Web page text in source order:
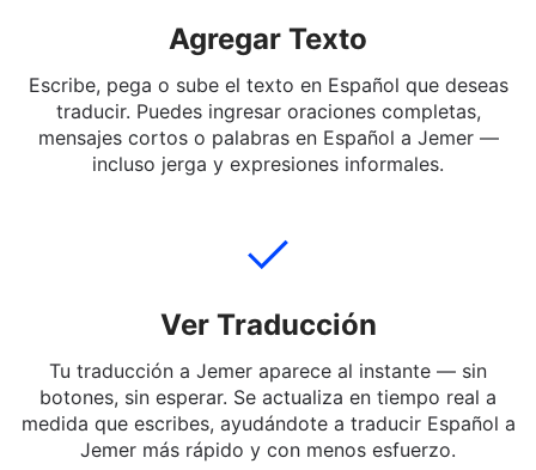
Agregar Texto
Escribe, pega o sube el texto en Español que deseas
traducir. Puedes ingresar oraciones completas,
Ver Traducción
Tu traducción a Jemer aparece al instante — sin
botones, sin esperar. Se actualiza en tiempo real a